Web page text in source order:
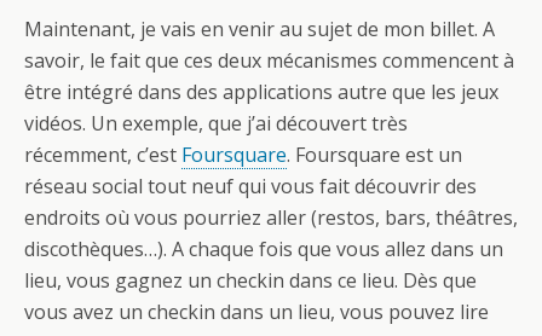
Maintenant, je vais en venir au sujet de mon billet. A
savoir, le fait que ces deux mécanismes commencent à
être intégré dans des applications autre que les jeux
vidéos. Un exemple, que j’ai découvert très
récemment, c’est Foursquare. Foursquare est un
réseau social tout neuf qui vous fait découvrir des
endroits où vous pourriez aller (restos, bars, théâtres,
discothèques…). A chaque fois que vous allez dans un
lieu, vous gagnez un checkin dans ce lieu. Dès que
vous avez un checkin dans un lieu, vous pouvez lire